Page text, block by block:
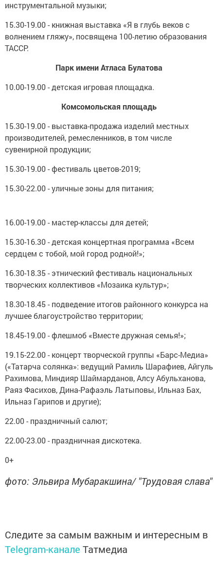
инструментальной музыки;
15.30-19.00 - книжная выставка «Я в глубь веков с
волнением гляжу», посвящена 100-летию образования
ТАССР.
Парк имени Атласа Булатова
10.00-19.00 - детская игровая площадка.
Комсомольская площадь
15.30-19.00 - выставка-продажа изделий местных
производителей, ремесленников, в том числе
сувенирной продукции;
15.30-19.00 - фестиваль цветов-2019;
15.30-22.00 - уличные зоны для питания;
16.00-19.00 - мастер-классы для детей;
15.30-16.30 - детская концертная программа «Всем
сердцем с тобой, мой город родной!»;
16.30-18.35 - этнический фестиваль национальных
творческих коллективов «Мозаика культур»;
18.30-18.45 - подведение итогов районного конкурса на
лучшее благоустройство территории;
18.45-19.00 - флешмоб «Вместе дружная семья!»;
19.15-22.00 - концерт творческой группы «Барс-Медиа»
(«Татарча солянка»: ведущий Рамиль Шарафиев, Айгуль
Рахимова, Миндияр Шаймарданов, Алсу Абульханова,
Раяз Фасихов, Дина-Рафаэль Латыповы, Ильназ Бах,
Ильназ Гарипов и другие);
22.00 - праздничный салют;
22.00-23.00 - праздничная дискотека.
0+
фото: Эльвира Мубаракшина/ "Трудовая слава"
Следите за самым важным и интересным в
Telegram-канале Татмедиа